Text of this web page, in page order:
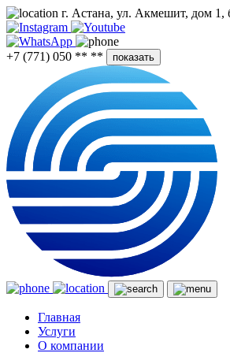
г. Астана, ул. Акмешит, дом 1,
+7 (771) 050 ** ** показать
Главная
Услуги
О компании